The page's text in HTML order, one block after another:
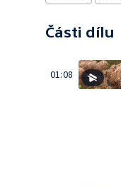
Části dílu
01:08